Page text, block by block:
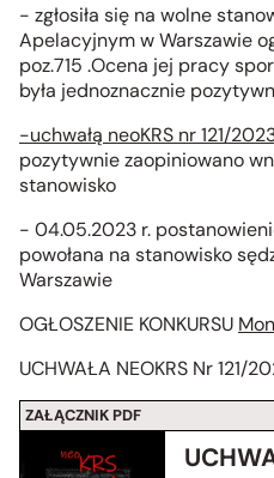
- zgłosiła się na wolne
Apelacyjnym w Warszawie
poz.715 .Ocena jej pracy
była jednoznacznie
-uchwałą neoKRS nr 121/
pozytywnie zaopiniowano
stanowisko
- 04.05.2023 r.
powołana na stanowisko
Warszawie
OGŁOSZENIE KONKURSU
UCHWAŁA NEOKRS Nr 121/
ZAŁĄCZNIK PDF